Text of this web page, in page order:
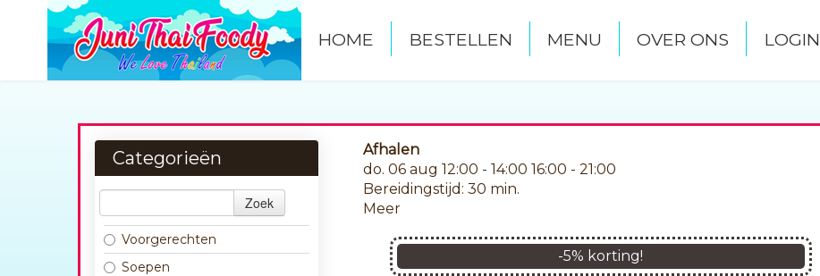
HOME BESTELLEN MENU OVER ONS LOGIN
Categorieën
Zoek
Voorgerechten
Soepen
Afhalen
do. 06 aug12:00 - 14:00 16:00 - 21:00
Bereidingstijd: 30 min.
Meer
-5% korting!